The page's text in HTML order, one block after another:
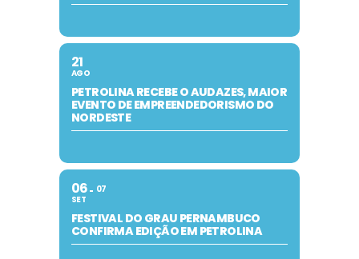
21
AGO
PETROLINA RECEBE O AUDAZES, MAIOR
EVENTO DE EMPREENDEDORISMO DO
NORDESTE
06
SET
07
FESTIVAL DO GRAU PERNAMBUCO
CONFIRMA EDIÇÃO EM PETROLINA